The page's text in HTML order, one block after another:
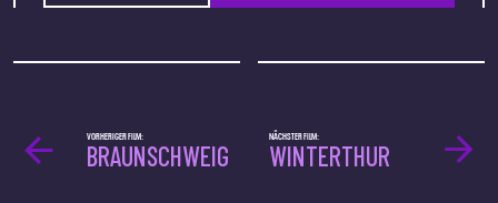
NÄCHSTER FILM:
WINTERTHUR
VORHERIGER FILM:
BRAUNSCHWEIG